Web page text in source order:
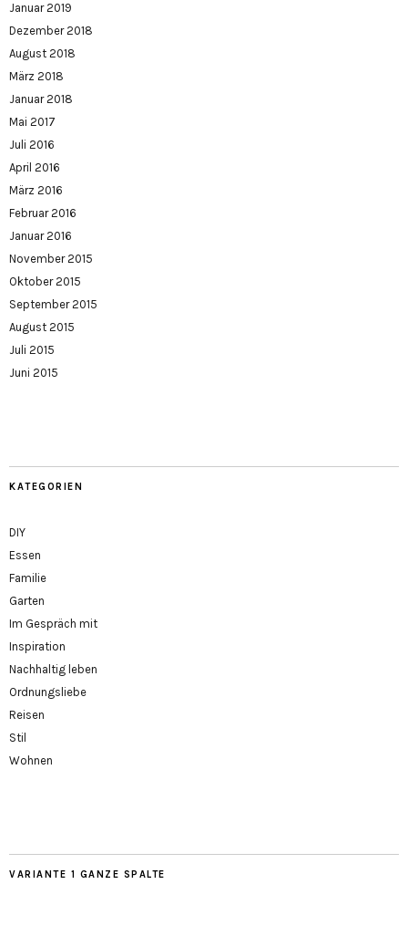
Januar 2019
Dezember 2018
August 2018
März 2018
Januar 2018
Mai 2017
Juli 2016
April 2016
März 2016
Februar 2016
Januar 2016
November 2015
Oktober 2015
September 2015
August 2015
Juli 2015
Juni 2015
KATEGORIEN
DIY
Essen
Familie
Garten
Im Gespräch mit
Inspiration
Nachhaltig leben
Ordnungsliebe
Reisen
Stil
Wohnen
VARIANTE 1 GANZE SPALTE